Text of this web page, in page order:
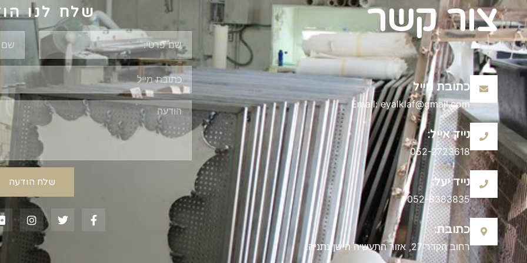
צור קשר
כתובת מייל
Email: eyalklaf@gmail.com
נייד אייל:
052-2723618
נייד יעל:
052-8383835
כתובת:
רחוב הקדר 27, אזור התעשיה הישן נתניה.
שלח לנו
שלח הודעה